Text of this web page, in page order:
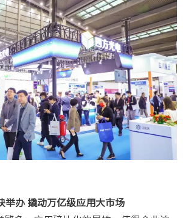
举办 撬动万亿级应用大市场